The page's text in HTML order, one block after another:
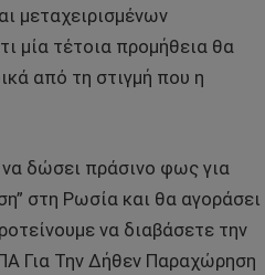
μεταχειρισμένων
μία τέτοια προμήθεια θα
από τη στιγμή που η
να δώσει πράσινο φως για
στη Ρωσία και θα αγοράσει
να διαβάσετε την
Για Την Δήθεν Παραχώρηση